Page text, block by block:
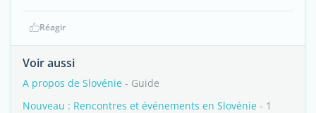
Réagir
Voir aussi
A propos de Slovénie - Guide
Nouveau : Rencontres et événements en Slovénie - 1